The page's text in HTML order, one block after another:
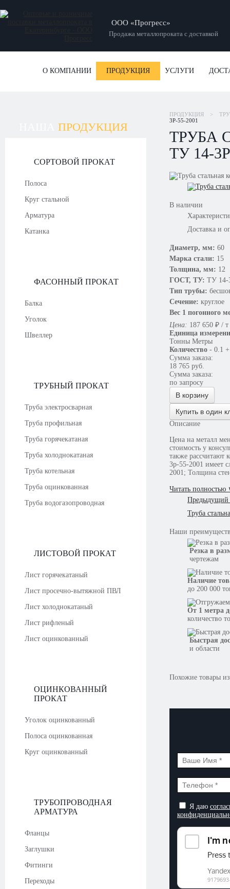
ООО «Прогресс»
Продажа металлопроката с доставкой
О КОМПАНИИ ПРОДУКЦИЯ УСЛУГИ
ПРОДУКЦИЯ
СОРТОВОЙ ПРОКАТ
Полоса
Круг стальной
Арматура
Катанка
ФАСОННЫЙ ПРОКАТ
Балка
Уголок
Швеллер
ТРУБНЫЙ ПРОКАТ
Труба электросварная
Труба профильная
Труба горячекатаная
Труба холоднокатаная
Труба котельная
Труба оцинкованная
Труба водогазопроводная
ЛИСТОВОЙ ПРОКАТ
Лист горячекатаный
Лист просечно-вытяжной ПВЛ
Лист холоднокатаный
Лист рифленый
Лист оцинкованный
ОЦИНКОВАННЫЙ
ПРОКАТ
Уголок оцинкованный
Полоса оцинкованная
Круг оцинкованный
ТРУБОПРОВОДНАЯ
АРМАТУРА
Фланцы
Заглушки
Фитинги
Переходы
ПРОДУКЦИЯ >
3Р-55-2001
ТРУБА
ТУ 14-
В наличии
Доставка и
Диаметр, мм: 60
Марка стали: 15
Толщина, мм: 12
ГОСТ, ТУ: ТУ 14-
Тип трубы:
Сечение: круглое
Вес 1 погонного
Цена: 187 650 ₽ / т
Единица
Тонны Метры
Количество - 0.1 +
Сумма заказа:
18 765 руб.
Сумма заказа:
по запросу
В корзину
Купить в один
Описание
Цена на металл
стоимость у консультантов. Если будет необходимо, то наши сотрудники ответят на возникшие вопросы, а
также рассчитают
3р-55-2001 имеет следующие характеристики: Диаметр: 60 мм; Состояние: новая; Стандарт: ТУ 14-3Р-55-
2001; Толщина
Читать полностью
Предыдущий
Труба
Наши
Резка в
чертежам
Наличие
до 200 000
От 1 метра
количество
Быстрая
и области
Похожие товары
Я даю